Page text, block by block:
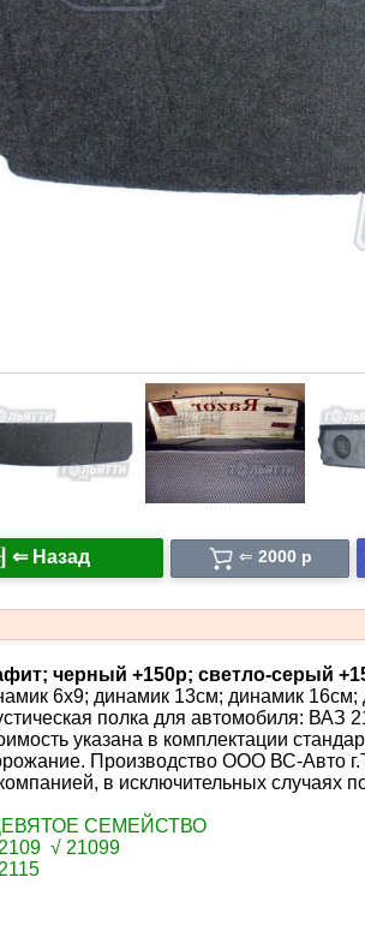
⇐ Назад ⇐ 2000 p
черный +150p; светло-серый
6x9; динамик 13см; динамик 16см;
полка для автомобиля: ВАЗ
указана в комплектации
Производство ООО ВС-Авто
в исключительных случаях
СЕМЕЙСТВО
√ 21099